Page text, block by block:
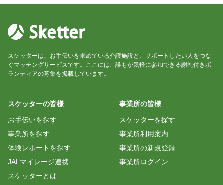
スケッターは、お手伝いを求めている介護施設と、サポートしたい人をつな
ぐマッチングサービスです。ここには、誰もが気軽に参加できる謝礼付きボ
ランティアの募集を掲載しています。
スケッターの皆様
お手伝いを探す
事業所を探す
体験レポートを探す
JALマイレージ連携
スケッターとは
事業所の皆様
スケッターを探す
事業所利用案内
事業所の新規登録
事業所ログイン